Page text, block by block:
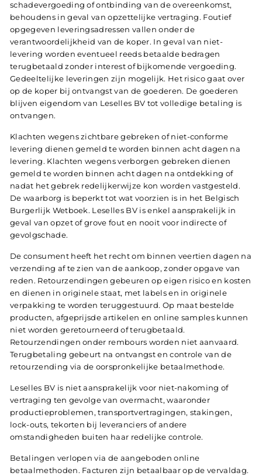
schadevergoeding of ontbinding van de overeenkomst,
behoudens in geval van opzettelijke vertraging. Foutief
opgegeven leveringsadressen vallen onder de
verantwoordelijkheid van de koper. In geval van niet-
levering worden eventueel reeds betaalde bedragen
terugbetaald zonder interest of bijkomende vergoeding.
Gedeeltelijke leveringen zijn mogelijk. Het risico gaat over
op de koper bij ontvangst van de goederen. De goederen
blijven eigendom van Leselles BV tot volledige betaling is
ontvangen.
Klachten wegens zichtbare gebreken of niet-conforme
levering dienen gemeld te worden binnen acht dagen na
levering. Klachten wegens verborgen gebreken dienen
gemeld te worden binnen acht dagen na ontdekking of
nadat het gebrek redelijkerwijze kon worden vastgesteld.
De waarborg is beperkt tot wat voorzien is in het Belgisch
Burgerlijk Wetboek. Leselles BV is enkel aansprakelijk in
geval van opzet of grove fout en nooit voor indirecte of
gevolgschade.
De consument heeft het recht om binnen veertien dagen na
verzending af te zien van de aankoop, zonder opgave van
reden. Retourzendingen gebeuren op eigen risico en kosten
en dienen in originele staat, met labels en in originele
verpakking te worden teruggestuurd. Op maat bestelde
producten, afgeprijsde artikelen en online samples kunnen
niet worden geretourneerd of terugbetaald.
Retourzendingen onder rembours worden niet aanvaard.
Terugbetaling gebeurt na ontvangst en controle van de
retourzending via de oorspronkelijke betaalmethode.
Leselles BV is niet aansprakelijk voor niet-nakoming of
vertraging ten gevolge van overmacht, waaronder
productieproblemen, transportvertragingen, stakingen,
lock-outs, tekorten bij leveranciers of andere
omstandigheden buiten haar redelijke controle.
Betalingen verlopen via de aangeboden online
betaalmethoden. Facturen zijn betaalbaar op de vervaldag.